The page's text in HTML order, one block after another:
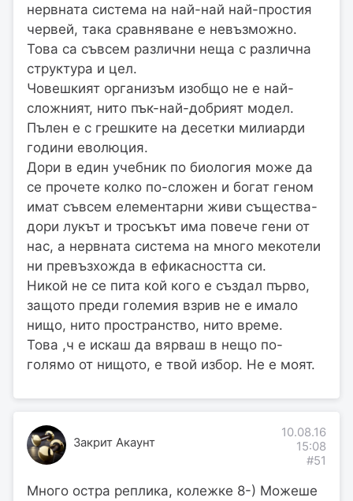
нервната система на най-най най-простия
червей, така сравняване е невъзможно.
Това са съвсем различни неща с различна
структура и цел.
Човешкият организъм изобщо не е най-
сложният, нито пък-най-добрият модел.
Пълен е с грешките на десетки милиарди
години еволюция.
Дори в един учебник по биология може да
се прочете колко по-сложен и богат геном
имат съвсем елементарни живи същества-
дори лукът и тросъкът има повече гени от
нас, а нервната система на много мекотели
ни превъзхожда в ефикасността си.
Никой не се пита кой кого е създал първо,
защото преди големия взрив не е имало
нищо, нито пространство, нито време.
Това ,ч е искаш да вярваш в нещо по-
голямо от нищото, е твой избор. Не е моят.
Закрит Акаунт
10.08.16
15:08
#51
Много остра реплика, колежке 8-) Можеше